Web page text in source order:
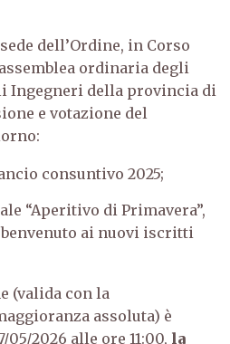
dell’Ordine, in Corso
ordinaria degli
Ingegneri della provincia di
e votazione del
consuntivo 2025;
“Aperitivo di Primavera”,
ai nuovi iscritti
(valida con la
assoluta) è
2026 alle ore 11:00, la